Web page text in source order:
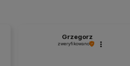
Grzegorz
zweryfikowano